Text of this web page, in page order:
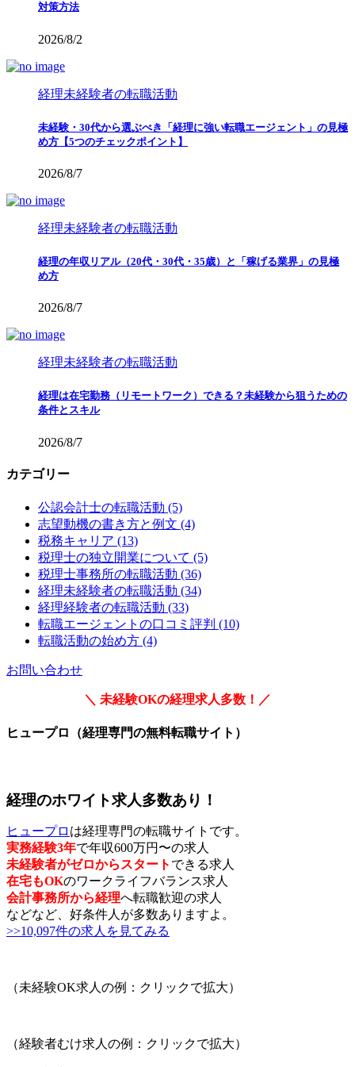
対策方法
2026/8/2
経理未経験者の転職活動
未経験・30代から選ぶべき「経理に強い転職エージェント」の見極
め方【5つのチェックポイント】
2026/8/7
経理未経験者の転職活動
経理の年収リアル（20代・30代・35歳）と「稼げる業界」の見極
め方
2026/8/7
経理未経験者の転職活動
経理は在宅勤務（リモートワーク）できる？未経験から狙うための
条件とスキル
2026/8/7
カテゴリー
公認会計士の転職活動 (5)
志望動機の書き方と例文 (4)
税務キャリア (13)
税理士の独立開業について (5)
税理士事務所の転職活動 (36)
経理未経験者の転職活動 (34)
経理経験者の転職活動 (33)
転職エージェントの口コミ評判 (10)
転職活動の始め方 (4)
お問い合わせ
＼ 未経験OKの経理求人多数！／
ヒュープロ（経理専門の無料転職サイト）
経理のホワイト求人多数あり！
ヒュープロ は経理専門の転職サイトです。
実務経験3年で年収600万円〜の求人
未経験者がゼロからスタート できる求人
在宅もOKのワークライフバランス求人
会計事務所から経理へ転職歓迎の求人
などなど、好条件人が多数ありますよ。
>>10,097件の求人を見てみる
（未経験OK求人の例：クリックで拡大）
（経験者むけ求人の例：クリックで拡大）